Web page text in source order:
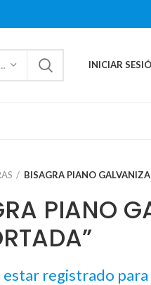
CATEGORÍAS INICIAR
BISAGRA PIANO
PIANO
estar registrado